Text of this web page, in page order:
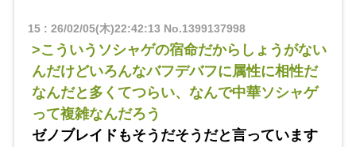
15: 26/02/05(木)22:42:13 No.1399137998
>こういうソシャゲの宿命だからしょうがない
んだけどいろんなバフデバフに属性に相性だ
なんだと多くてつらい、なんで中華ソシャゲ
って複雑なんだろう
ゼノブレイドもそうだそうだと言っています